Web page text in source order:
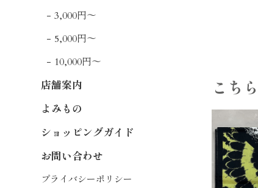
3,000円〜
5,000円〜
10,000円〜
店舗案内
よみもの
ショッピングガイド
お問い合わせ
プライバシーポリシー
こち